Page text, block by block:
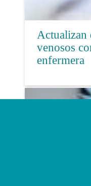
Actualizan
venosos
enfermera